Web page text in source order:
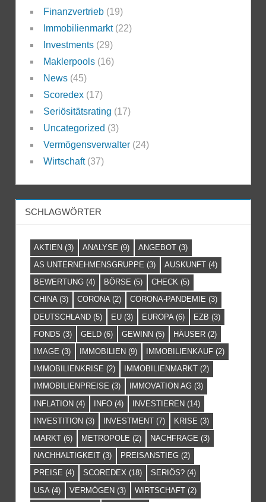
Finanzvertrieb(19)
Immobilienmarkt(22)
Investments(29)
Maklerpools(16)
News(45)
Scoredex(17)
Seriösitätsrating (17)
Uncategorized (3)
Vermögensverwalter(24)
Wirtschaft(37)
SCHLAGWÖRTER
AKTIEN (3) ANALYSE (9) ANGEBOT (3)
AS UNTERNEHMENSGRUPPE (3) AUSKUNFT (4)
BEWERTUNG (4) BÖRSE (5) CHECK (5)
CHINA(3) CORONA(2) CORONA-PANDEMIE (3)
DEUTSCHLAND (5) EU (3) EUROPA (6) EZB (3)
FONDS (3) GELD (6) GEWINN (5) HÄUSER (2)
IMAGE (3) IMMOBILIEN (9) IMMOBILIENKAUF (2)
IMMOBILIENKRISE (2) IMMOBILIENMARKT (2)
IMMOBILIENPREISE (3) IMMOVATION AG (3)
INFLATION (4) INFO (4) INVESTIEREN (14)
INVESTITION (3) INVESTMENT (7) KRISE (3)
MARKT (6) METROPOLE (2) NACHFRAGE (3)
NACHHALTIGKEIT (3) PREISANSTIEG (2)
PREISE (4) SCOREDEX (18) SERIÖS? (4)
USA (4) VERMÖGEN (3) WIRTSCHAFT (2)